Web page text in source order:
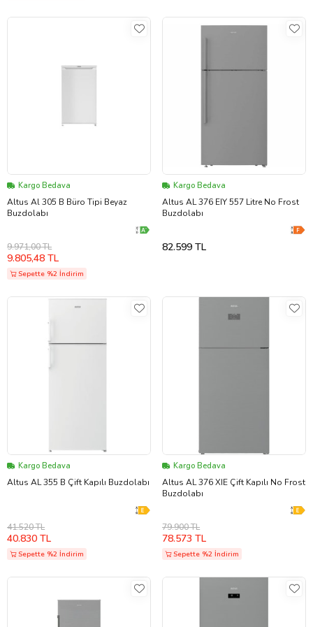
Kargo Bedava
Altus Al 305 B Büro Tipi Beyaz
Buzdolabı
9.971,00 TL
9.805,48 TL
Sepette %2 İndirim
Kargo Bedava
Altus AL 376 EIY 557 Litre No Frost
Buzdolabı
82.599 TL
Kargo Bedava
Altus AL 355 B Çift Kapılı Buzdolabı
41.520 TL
40.830 TL
Sepette %2 İndirim
Kargo Bedava
Altus AL 376 XIE Çift Kapılı No Frost
Buzdolabı
79.900 TL
78.573 TL
Sepette %2 İndirim